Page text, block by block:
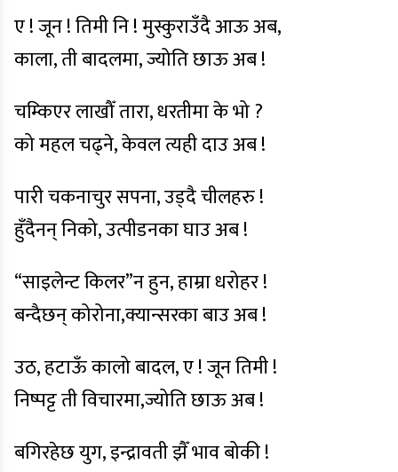
ए ! जून ! तिमी नि ! मुस्कुराउँदै आऊ अब,
काला, ती बादलमा, ज्योति छाऊ अब !
चम्किएर लाखौँ तारा, धरतीमा के भो ?
को महल चढ्ने, केवल त्यही दाउ अब !
पारी चकनाचुर सपना, उड्दै चीलहरु !
हुँदैनन् निको, उत्पीडनका घाउ अब !
“साइलेन्ट किलर”न हुन, हाम्रा धरोहर !
बन्दैछन् कोरोना,क्यान्सरका बाउ अब !
उठ, हटाऊँ कालो बादल, ए ! जून तिमी !
निष्पट्ट ती विचारमा,ज्योति छाऊ अब !
बगिरहेछ युग, इन्द्रावती झैँ भाव बोकी !